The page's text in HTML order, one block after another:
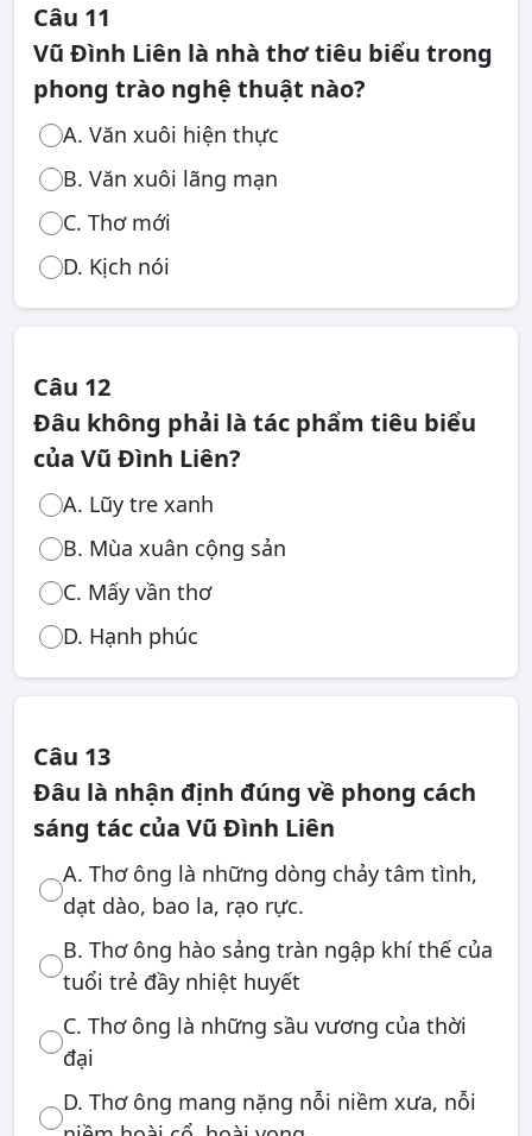
Câu 11
Vũ Đình Liên là nhà thơ tiêu biểu trong
phong trào nghệ thuật nào?
A. Văn xuôi hiện thực
B. Văn xuôi lãng mạn
C. Thơ mới
D. Kịch nói
Câu 12
Đâu không phải là tác phẩm tiêu biểu
của Vũ Đình Liên?
A. Lũy tre xanh
B. Mùa xuân cộng sản
C. Mấy vần thơ
D. Hạnh phúc
Câu 13
Đâu là nhận định đúng về phong cách
sáng tác của Vũ Đình Liên
A. Thơ ông là những dòng chảy tâm tình,
dạt dào, bao la, rạo rực.
B. Thơ ông hào sảng tràn ngập khí thế của
tuổi trẻ đầy nhiệt huyết
C. Thơ ông là những sầu vương của thời
đại
D. Thơ ông mang nặng nỗi niềm xưa, nỗi